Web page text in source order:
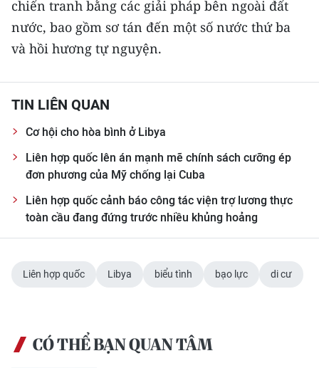
TIN ĐỊA PHƯƠNG
Trung du và miền núi phía Bắc
Bắc Trung Bộ
Duyên hải Nam Trung Bộ và Tây
Nguyên
Đồng bằng sông Cửu Long
Chuyên trang TP. Hồ Chí Minh
CÁC CHUYÊN TRANG
chiến tranh bằng các giải pháp bên ngoài đất
nước, bao gồm sơ tán đến một số nước thứ ba
và hồi hương tự nguyện.
TIN LIÊN QUAN
Cơ hội cho hòa bình ở Libya
Liên hợp quốc lên án mạnh mẽ chính sách cưỡng ép
đơn phương của Mỹ chống lại Cuba
Liên hợp quốc cảnh báo công tác viện trợ lương thực
toàn cầu đang đứng trước nhiều khủng hoảng
Liên hợp quốc Libya biểu tình bạo lực di cư
CÓ THỂ BẠN QUAN TÂM